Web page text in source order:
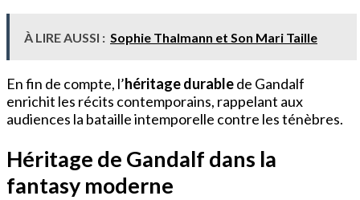
À LIRE AUSSI : Sophie Thalmann et Son Mari Taille
En fin de compte, l’héritage durablede Gandalf
enrichit les récits contemporains, rappelant aux
audiences la bataille intemporelle contre les ténèbres.
Héritage de Gandalf dans la
fantasy moderne